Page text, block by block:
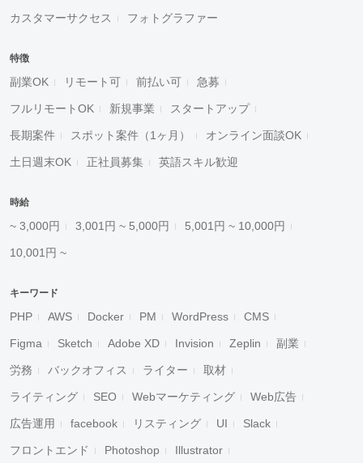
カスタマーサクセス フォトグラファー
特徴
副業OK リモート可 前払い可 急募
フルリモートOK 新規事業 スタートアップ
長期案件 スポット案件（1ヶ月） オンライン面談OK
土日週末OK 正社員募集 英語スキル歓迎
時給
~ 3,000円 3,001円 ~ 5,000円 5,001円 ~ 10,000円
10,001円 ~
キーワード
PHP AWS Docker PM WordPress CMS
Figma Sketch Adobe XD Invision Zeplin 副業
労務 バックオフィス ライター 取材
ライティング SEO Webマーケティング Web広告
広告運用 facebook リスティング UI Slack
フロントエンド Photoshop Illustrator